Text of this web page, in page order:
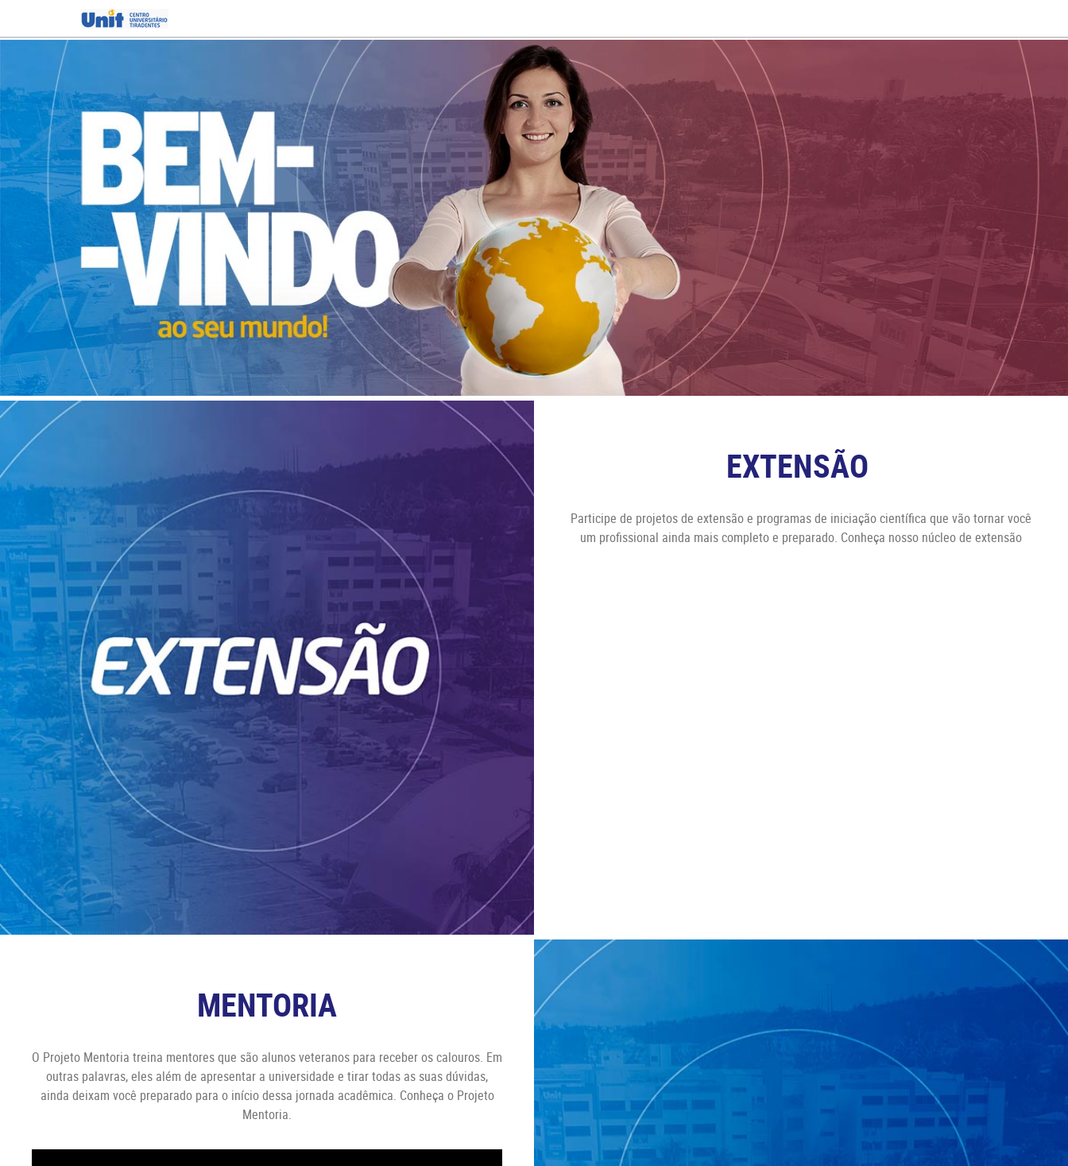
EXTENSÃO
Participe de projetos de extensão e programas de iniciação científica que vão tornar você
um profissional ainda mais completo e preparado. Conheça nosso núcleo de extensão
MENTORIA
O Projeto Mentoria treina mentores que são alunos veteranos para receber os calouros. Em
outras palavras, eles além de apresentar a universidade e tirar todas as suas dúvidas,
ainda deixam você preparado para o início dessa jornada acadêmica. Conheça o Projeto
Mentoria.